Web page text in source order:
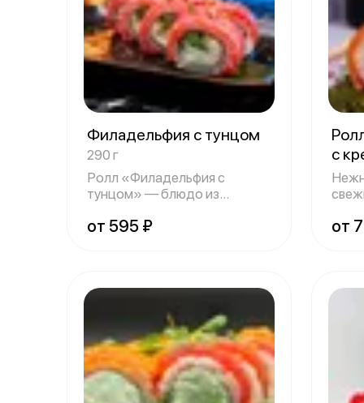
Филадельфия с тунцом
290 г
Ролл «Филадельфия с
тунцом» — блюдо из
от 595 ₽
с
от